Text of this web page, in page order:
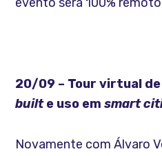
20/09 – Tour virtual de
builte uso emsmart
Novamente com Álvaro